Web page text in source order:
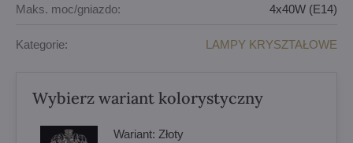
Maks. moc/gniazdo: 4x40W (E14)
Kategorie: LAMPY KRYSZTAŁOWE
Wybierz wariant kolorystyczny
Wariant: Złoty